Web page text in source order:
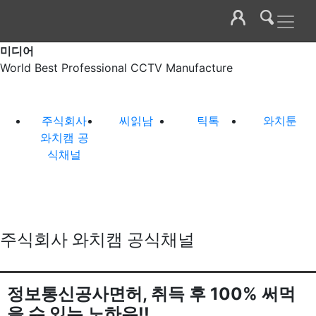
미디어
World Best Professional CCTV Manufacture
주식회사
와치캠 공
식채널
씨읽남 틱톡 와치툰
주식회사 와치캠 공식채널
정보통신공사면허, 취득 후 100% 써먹